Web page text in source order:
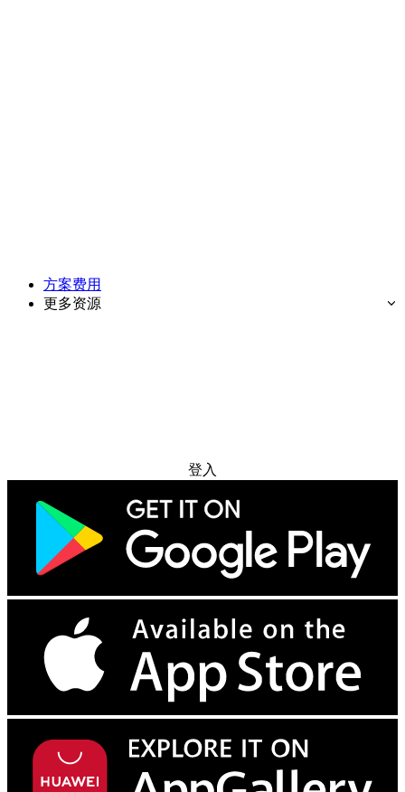
方案费用
更多资源
登入